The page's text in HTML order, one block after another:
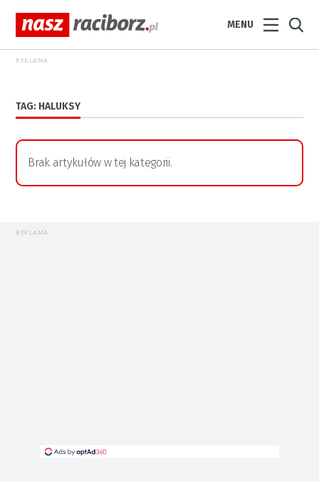
MENU
REKLAMA
TAG: HALUKSY
Brak artykułów w tej kategorii.
REKLAMA